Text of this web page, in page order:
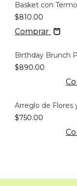
Basket con
$810.00
Comprar
Birthday Brunch
$890.00
Arreglo de Flores
$750.00